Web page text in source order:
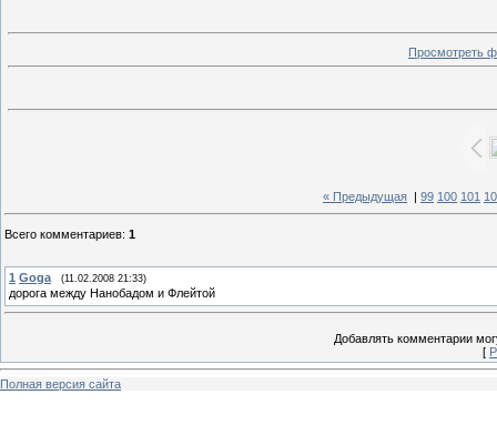
Просмотреть
« Предыдущая 99 100 101
Всего комментариев: 1
1 Goga (11.02.2008 21:33)
дорога между Нанобадом и Флейтой
Добавлять комментарии
[
Полная версия сайта